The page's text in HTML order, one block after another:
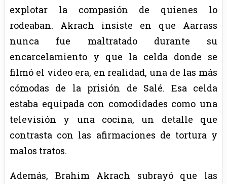
explotar la compasión de quienes lo
rodeaban. Akrach insiste en que Aarrass
nunca fue maltratado durante su
encarcelamiento y que la celda donde se
filmó el video era, en realidad, una de las más
cómodas de la prisión de Salé. Esa celda
estaba equipada con comodidades como una
televisión y una cocina, un detalle que
contrasta con las afirmaciones de tortura y
malos tratos.
Además, Brahim Akrach subrayó que las